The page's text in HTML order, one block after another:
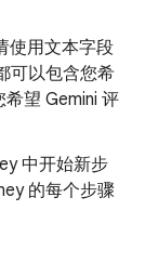
使用文本字段
可以包含您希
望 Gemini 评
中开始新步
的每个步骤